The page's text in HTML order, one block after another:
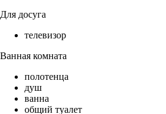
Для досуга
телевизор
Ванная комната
полотенца
душ
ванна
общий туалет